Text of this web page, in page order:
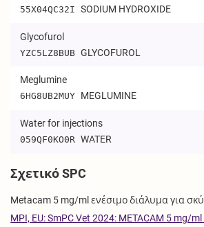
55X04QC32ISODIUM HYDROXIDE
Glycofurol
YZC5LZ8BUBGLYCOFUROL
Meglumine
6HG8UB2MUY MEGLUMINE
Water for injections
059QF0KO0RWATER
Σχετικό SPC
Metacam 5 mg/ml ενέσιμο διάλυμα για
MPI, EU: SmPC Vet 2024: METACAM 5 mg/